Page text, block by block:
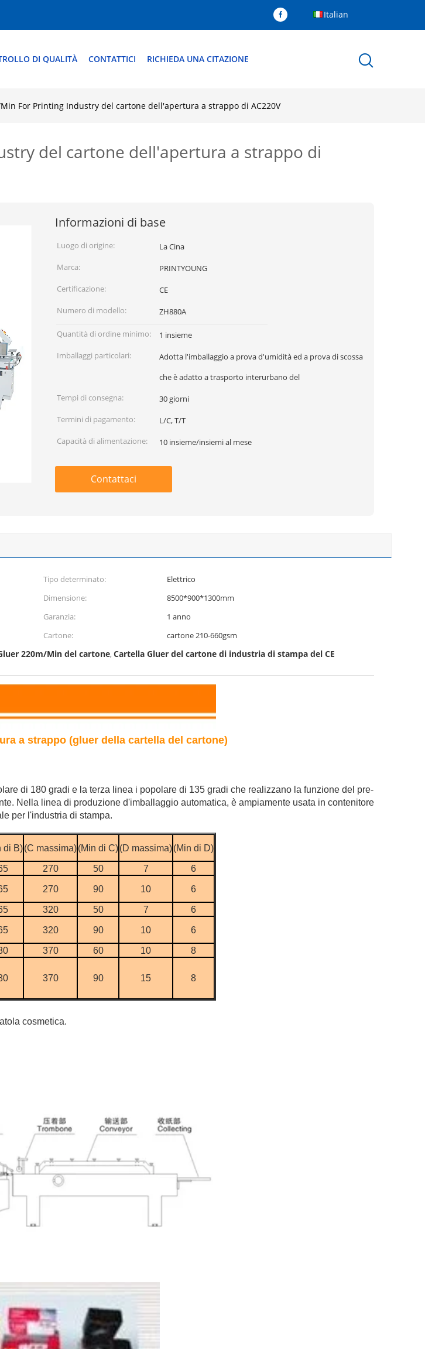
Italian
DI QUALITÀ CONTATTICI RICHIEDA UNA CITAZIONE
For Printing Industry del cartone dell'apertura a strappo di AC220V
del cartone dell'apertura a strappo di
Informazioni di base
Luogo di origine:
La Cina
Marca:
PRINTYOUNG
Certificazione:
CE
Numero di modello:
ZH880A
Quantità di ordine minimo:
1 insieme
Imballaggi particolari:
Adotta l'imballaggio a prova d'umidità ed a prova di scossa
che è adatto a trasporto interurbano del
Tempi di consegna:
30 giorni
Termini di pagamento:
L/C, T/T
Capacità di alimentazione:
10 insieme/insiemi al mese
Contattaci
Tipo determinato:
Elettrico
Dimensione:
8500*900*1300mm
Garanzia:
1 anno
Cartone:
cartone 210-660gsm
220m/Min del cartone,Cartella Gluer del cartone di industria di stampa del CE
a strappo (gluer della cartella del cartone)
di 180 gradi e la terza linea i popolare di 135 gradi che realizzano la funzione del pre-
Nella linea di produzione d'imballaggio automatica, è ampiamente usata in contenitore
per l'industria di stampa.
di B)(C massima)(Min di C)(D massima)(Min di D)
270 50 7
6
270 90 10 6
320 50 7
6
320 90 10 6
370 60 10 8
370 90 15 8
cosmetica.